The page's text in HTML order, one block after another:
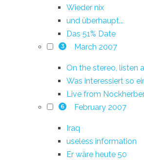
Wieder nix
und überhaupt...
Das 51% Date
3 March 2007
On the stereo, listen
Was interessiert so
Live from
6 February 2007
Iraq
useless information
Er wäre heute 50